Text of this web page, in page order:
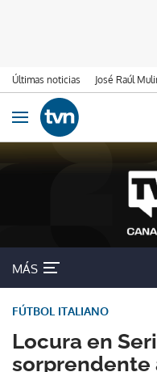
Últimas noticias José Raúl
Ir al contenido
Obrir navegació
MÁS
Locura en
sorprendente
FÚTBOL ITALIANO